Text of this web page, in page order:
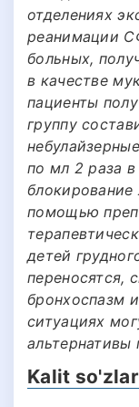
отделениях
реанимации
больных,
в качестве
пациенты
группу
по мл 2 раза в
помощью
детей
переносятся,
бронхоспазм
ситуациях
альтернативы
Kalit so'zlar